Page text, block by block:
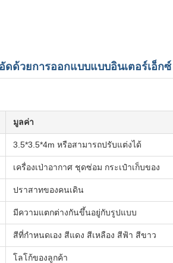
ด้วยการออกแบบแบบอินเตอร์เอ็กซ์
มูลค่า
3.5*3.5*4m หรือสามารถปรับแต่งได้
เครื่องเป่าอากาศ ชุดซ่อม กระเป๋าเก็บของ
ปราสาทของคนเดิน
มีความแตกต่างกันขึ้นอยู่กับรูปแบบ
สีที่กําหนดเอง สีแดง สีเหลือง สีฟ้า สีขาว
โลโก้ของลูกค้า